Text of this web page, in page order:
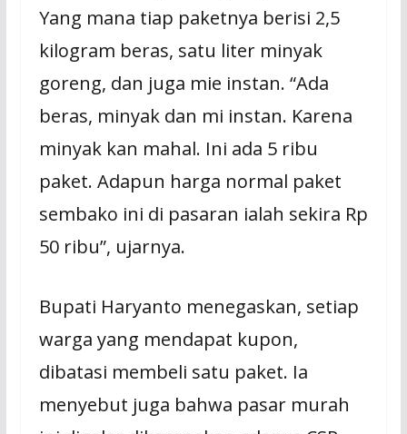
Yang mana tiap paketnya berisi 2,5
kilogram beras, satu liter minyak
goreng, dan juga mie instan. “Ada
beras, minyak dan mi instan. Karena
minyak kan mahal. Ini ada 5 ribu
paket. Adapun harga normal paket
sembako ini di pasaran ialah sekira Rp
50 ribu”, ujarnya.
Bupati Haryanto menegaskan, setiap
warga yang mendapat kupon,
dibatasi membeli satu paket. Ia
menyebut juga bahwa pasar murah